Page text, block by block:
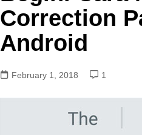
Correction
Android
February 1, 2018 1